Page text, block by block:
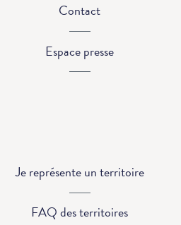
Contact
Espace presse
Je représente un territoire
FAQ des territoires